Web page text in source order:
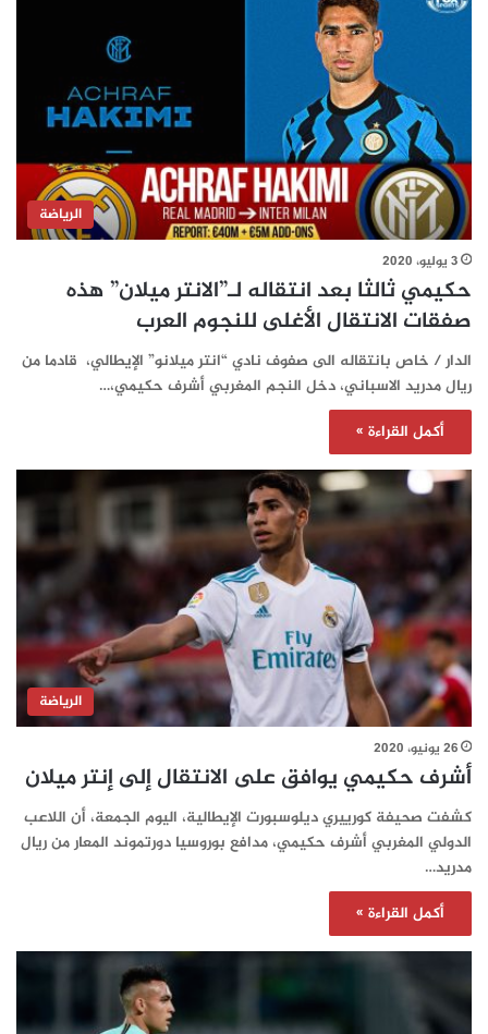
الرياضة
3 يوليو، 2020
حكيمي ثالثا بعد انتقاله لـ”الانتر ميلان” هذه
صفقات الانتقال الأغلى للنجوم العرب
الدار / خاص بانتقاله الى صفوف نادي “انتر ميلانو” الإيطالي، قادما من
ريال مدريد الاسباني، دخل النجم المغربي أشرف حكيمي،…
أكمل القراءة »
الرياضة
26 يونيو، 2020
أشرف حكيمي يوافق على الانتقال إلى إنتر ميلان
كشفت صحيفة كورييري ديلوسبورت الإيطالية، اليوم الجمعة، أن اللاعب
الدولي المغربي أشرف حكيمي، مدافع بوروسيا دورتموند المعار من ريال
مدريد…
أكمل القراءة »